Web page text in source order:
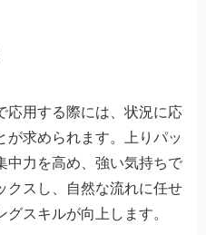
応用する際には、状況に応
が求められます。上りパッ
中力を高め、強い気持ちで
クスし、自然な流れに任せ
スキルが向上します。